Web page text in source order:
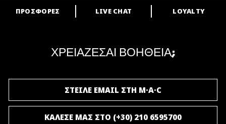
ARE YOU A M·A·C LOVER?
ΠΡΟΣΦΟΡΕΣ LIVE CHAT LOYALTY
ΧΡΕΙΑΖΕΣΑΙ ΒΟΗΘΕΙΑ;
ΣΤΕΙΛΕ EMAIL ΣΤΗ M·A·C
ΚΑΛΕΣΕ ΜΑΣ ΣΤΟ (+30) 210 6595700